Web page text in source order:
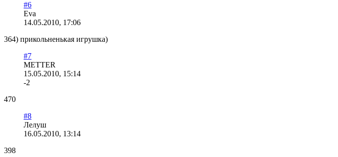
#6
Eva
14.05.2010, 17:06
364) прикольненькая игрушка)
#7
METTER
15.05.2010, 15:14
-2
470
#8
Лелуш
16.05.2010, 13:14
398